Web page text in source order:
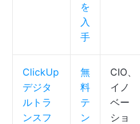
を
入
手
ClickUp
デジタ
ルトラ
ンスフ
無
料
テ
ン
CIO、
イノ
ベー
ショ